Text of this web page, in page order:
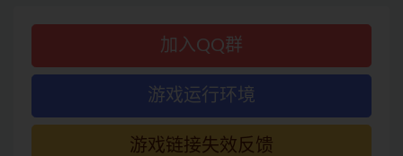
加入QQ群
游戏运行环境
游戏链接失效反馈